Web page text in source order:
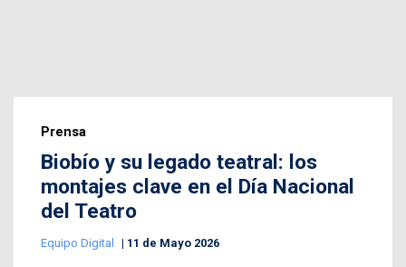
Prensa
Biobío y su legado teatral: los
montajes clave en el Día Nacional
del Teatro
Equipo Digital 11 de Mayo 2026